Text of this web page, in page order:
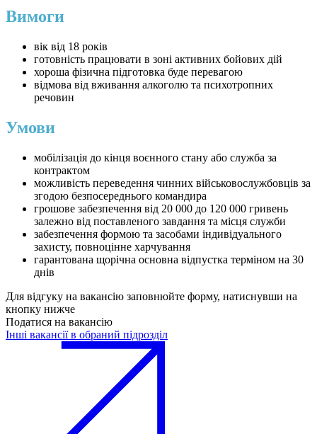
Вимоги
вік від 18 років
готовність працювати в зоні активних бойових дій
хороша фізична підготовка буде перевагою
відмова від вживання алкоголю та психотропних
речовин
Умови
мобілізація до кінця воєнного стану або служба за
контрактом
можливість переведення чинних військовослужбовців за
згодою безпосереднього командира
грошове забезпечення від 20 000 до 120 000 гривень
залежно від поставленого завдання та місця служби
забезпечення формою та засобами індивідуального
захисту, повноцінне харчування
гарантована щорічна основна відпустка терміном на 30
днів
Для відгуку на вакансію заповнюйте форму, натиснувши на
кнопку нижче
Податися на вакансію
Інші вакансії в обраний підрозділ